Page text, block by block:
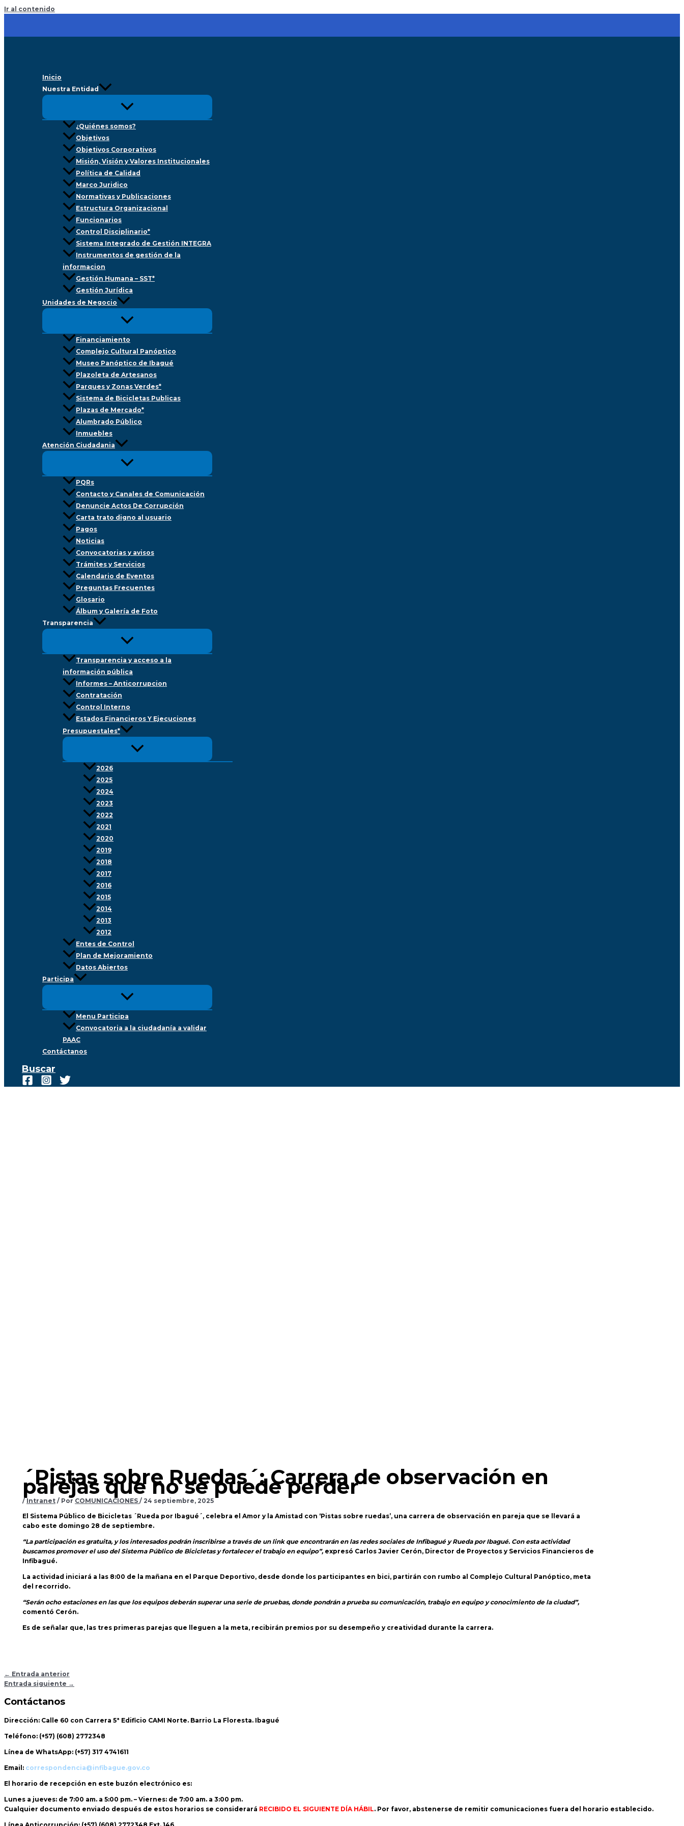
Ir al contenido
Inicio
Nuestra Entidad
¿Quiénes somos?
Objetivos
Objetivos Corporativos
Misión, Visión y Valores Institucionales
Política de Calidad
Marco Juridico
Normativas y Publicaciones
Estructura Organizacional
Funcionarios
Control Disciplinario*
Sistema Integrado de Gestión INTEGRA
Instrumentos de gestión de la
informacion
Gestión Humana – SST*
Gestión Jurídica
Unidades de Negocio
Financiamiento
Complejo Cultural Panóptico
Museo Panóptico de Ibagué
Plazoleta de Artesanos
Parques y Zonas Verdes*
Sistema de Bicicletas Publicas
Plazas de Mercado*
Alumbrado Público
Inmuebles
Atención Ciudadania
PQRs
Contacto y Canales de Comunicación
Denuncie Actos De Corrupción
Carta trato digno al usuario
Pagos
Noticias
Convocatorias y avisos
Trámites y Servicios
Calendario de Eventos
Preguntas Frecuentes
Glosario
Álbum y Galería de Foto
Transparencia
Transparencia y acceso a la
información pública
Informes – Anticorrupcion
Contratación
Control Interno
Estados Financieros Y Ejecuciones
Presupuestales*
2026
2025
2024
2023
2022
2021
2020
2019
2018
2017
2016
2015
2014
2013
2012
Entes de Control
Plan de Mejoramiento
Datos Abiertos
Participa
Menu Participa
Convocatoria a la ciudadanía a validar
PAAC
Contáctanos
Buscar
´Pistas sobre Ruedas´: Carrera de observación en
parejas que no se puede perder
/ Intranet / Por COMUNICACIONES / 24 septiembre, 2025
El Sistema Público de Bicicletas ´Rueda por Ibagué´, celebra el Amor y la Amistad con ‘Pistas sobre ruedas’, una carrera de observación en pareja que se llevará a
cabo este domingo 28 de septiembre.
“La participación es gratuita, y los interesados podrán inscribirse a través de un link que encontrarán en las redes sociales de Infibagué y Rueda por Ibagué. Con esta actividad
buscamos promover el uso del Sistema Público de Bicicletas y fortalecer el trabajo en equipo”, expresó Carlos Javier Cerón, Director de Proyectos y Servicios Financieros de
Infibagué.
La actividad iniciará a las 8:00 de la mañana en el Parque Deportivo, desde donde los participantes en bici, partirán con rumbo al Complejo Cultural Panóptico, meta
del recorrido.
“Serán ocho estaciones en las que los equipos deberán superar una serie de pruebas, donde pondrán a prueba su comunicación, trabajo en equipo y conocimiento de la ciudad”,
comentó Cerón.
Es de señalar que, las tres primeras parejas que lleguen a la meta, recibirán premios por su desempeño y creatividad durante la carrera.
← Entrada anterior
Entrada siguiente →
Contáctanos
Dirección: Calle 60 con Carrera 5ª Edificio CAMI Norte. Barrio La Floresta. Ibagué
Teléfono: (+57) (608) 2772348
Línea de WhatsApp: (+57) 317 4741611
Email: correspondencia@infibague.gov.co
El horario de recepción en este buzón electrónico es:
Lunes a jueves: de 7:00 am. a 5:00 pm. – Viernes: de 7:00 am. a 3:00 pm.
Cualquier documento enviado después de estos horarios se considerará RECIBIDO EL SIGUIENTE DÍA HÁBIL. Por favor, abstenerse de remitir comunicaciones fuera del horario establecido.